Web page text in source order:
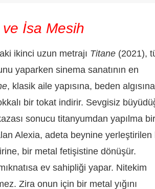
İsa Mesih
ikinci uzun metrajı Titane (2021),
yaparken sinema sanatının en
, klasik aile yapısına, beden
bir tokat indirir. Sevgisiz
sonucu titanyumdan yapılma bir
Alexia, adeta beynine yerleştirilen
bir metal fetişistine dönüşür.
ev sahipliği yapar. Nitekim
Zira onun için bir metal yığını